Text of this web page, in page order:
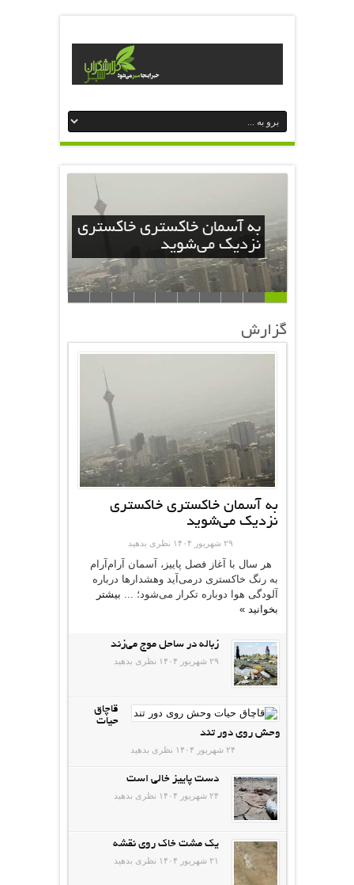
به آسمان خاکستری خاکستری
نزدیک می‌شوید
گزارش
به آسمان خاکستری خاکستری
نزدیک می‌شوید
۲۹ شهریور ۱۴۰۴ نظری بدهید
هر سال با آغاز فصل پاییز، آسمان آرام‌آرام
به رنگ خاکستری در‌می‌آید وهشدارها درباره
آلودگی هوا دوباره تکرار می‌شود‌؛ ... بیشتر
بخوانید »
زباله در ساحل موج می‌زند
۲۹ شهریور ۱۴۰۴ نظری بدهید
قاچاق
حیات
وحش روی دور تند
۲۴ شهریور ۱۴۰۴ نظری بدهید
دست پاییز خالی است
۲۴ شهریور ۱۴۰۴ نظری بدهید
یک مشت خاک روی نقشه
۲۱ شهریور ۱۴۰۴ نظری بدهید